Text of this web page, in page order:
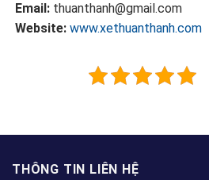
Email: thuanthanh@gmail.com
Website: www.xethuanthanh.com
THÔNG TIN LIÊN HỆ